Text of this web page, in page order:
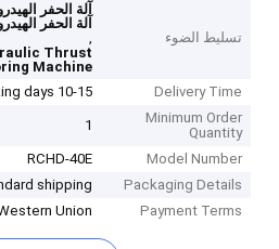
تسليط الضوء
آلة الحفر
,
Thrust
Machine
Delivery Time
10-15 working days
Minimum Order
Quantity
1
Model Number
RCHD-40E
Packaging Details
shipping
Payment Terms
Union